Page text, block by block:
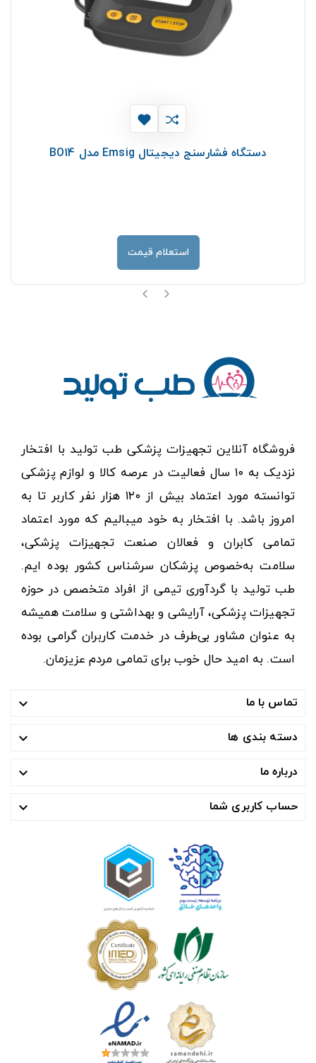
دستگاه فشارسنج دیجیتال Emsig مدل BO14
استعلام قیمت
فروشگاه آنلاین تجهیزات پزشکی طب تولید با افتخار
نزدیک به ۱۰ سال فعالیت در عرصه کالا و لوازم پزشکی
توانسته مورد اعتماد بیش از ۱۲۰ هزار نفر کاربر تا به
امروز باشد. با افتخار به خود میبالیم که مورد اعتماد
تمامی کابران و فعالان صنعت تجهیزات پزشکی،
سلامت به‌خصوص پزشکان سرشناس کشور بوده ایم.
طب تولید با گردآوری تیمی از افراد متخصص در حوزه
تجهیزات پزشکی، آرایشی و بهداشتی و سلامت همیشه
به عنوان مشاور بی‌طرف در خدمت کاربران گرامی بوده
است. به امید حال خوب برای تمامی مردم عزیزمان.
تماس با ما 
دسته بندی ها 
درباره ما 
حساب کاربری شما 